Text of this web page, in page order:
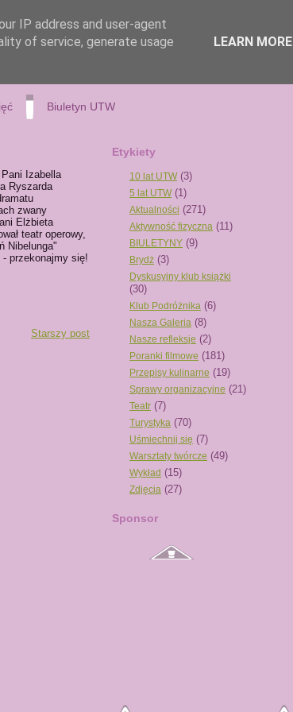
Biuletyn UTW
Izabella
Ryszarda
zwany
Elżbieta
teatr operowy,
Nibelunga"
przekonajmy się!
Starszy post
Etykiety
10 lat UTW (3)
5 lat UTW (1)
Aktualności (271)
Aktywność fizyczna (11)
BIULETYNY (9)
Brydż (3)
Dyskusyjny klub książki
(30)
Klub Podróżnika (6)
Nasza Galeria (8)
Nasze refleksje (2)
Poranki filmowe (181)
Przepisy kulinarne (19)
Sprawy organizacyjne (21)
Teatr (7)
Turystyka (70)
Uśmiechnij się (7)
Warsztaty twórcze (49)
Wykład (15)
Zdjęcia (27)
Sponsor
IP address and user-agent
of service, generate usage
LEARN MORE